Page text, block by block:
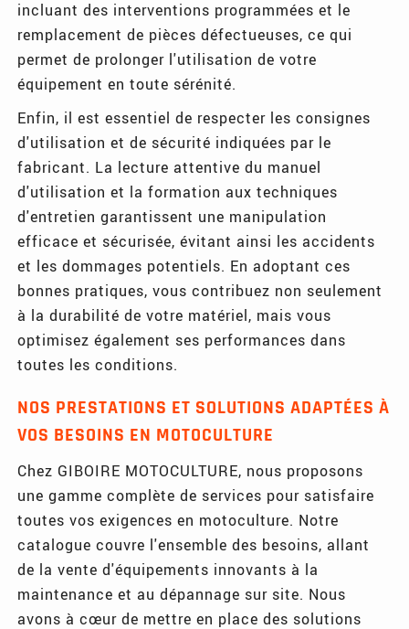
incluant des interventions programmées et le
remplacement de pièces défectueuses, ce qui
permet de prolonger l'utilisation de votre
équipement en toute sérénité.
Enfin, il est essentiel de respecter les consignes
d'utilisation et de sécurité indiquées par le
fabricant. La lecture attentive du manuel
d'utilisation et la formation aux techniques
d'entretien garantissent une manipulation
efficace et sécurisée, évitant ainsi les accidents
et les dommages potentiels. En adoptant ces
bonnes pratiques, vous contribuez non seulement
à la durabilité de votre matériel, mais vous
optimisez également ses performances dans
toutes les conditions.
NOS PRESTATIONS ET SOLUTIONS ADAPTÉES À
VOS BESOINS EN MOTOCULTURE
Chez GIBOIRE MOTOCULTURE, nous proposons
une gamme complète de services pour satisfaire
toutes vos exigences en motoculture. Notre
catalogue couvre l'ensemble des besoins, allant
de la vente d'équipements innovants à la
maintenance et au dépannage sur site. Nous
avons à cœur de mettre en place des solutions